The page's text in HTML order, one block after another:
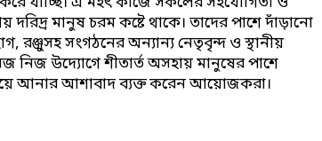
মানুষ চরম কষ্টে থাকে। তাদের পাশে দাঁড়ানো
সংগঠনের অন্যান্য নেতৃবৃন্দ ও স্থানীয়
নিজ উদ্যোগে শীতার্ত অসহায় মানুষের পাশে
আনার আশাবাদ ব্যক্ত করেন আয়োজকরা।